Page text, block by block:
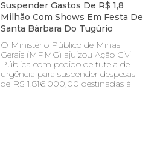
Suspender Gastos De R$ 1,8
Milhão Com Shows Em Festa De
Santa Bárbara Do Tugúrio
O Ministério Público de Minas
Gerais (MPMG) ajuizou Ação Civil
Pública com pedido de tutela de
urgência para suspender despesas
de R$ 1.816.000,00 destinadas à